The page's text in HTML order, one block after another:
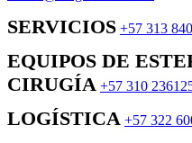
SERVICIOS +57 313
EQUIPOS DE
CIRUGÍA +57 310
LOGÍSTICA +57 322